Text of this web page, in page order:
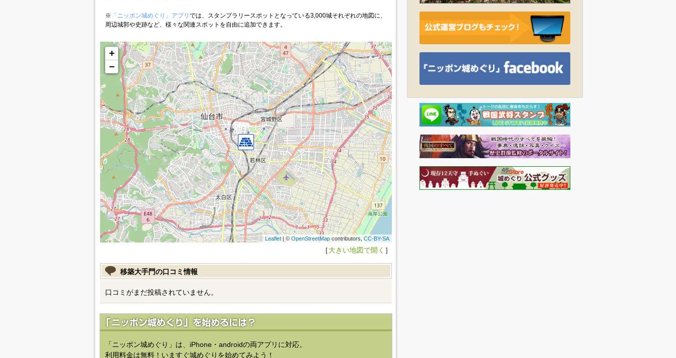
※ 「ニッポン城めぐり」アプリ では、スタンプラリースポットとなっている3,000城それぞれの地図に、
周辺城郭や史跡など、様々な関連スポットを自由に追加できます。
+
−
Leaflet| © OpenStreetMapcontributors, CC-BY-SA
［大きい地図で開く ］
移築大手門の口コミ情報
口コミがまだ投稿されていません。
「ニッポン城めぐり」は、iPhone・androidの両アプリに対応。
利用料金は無料！いますぐ城めぐりを始めてみよう！